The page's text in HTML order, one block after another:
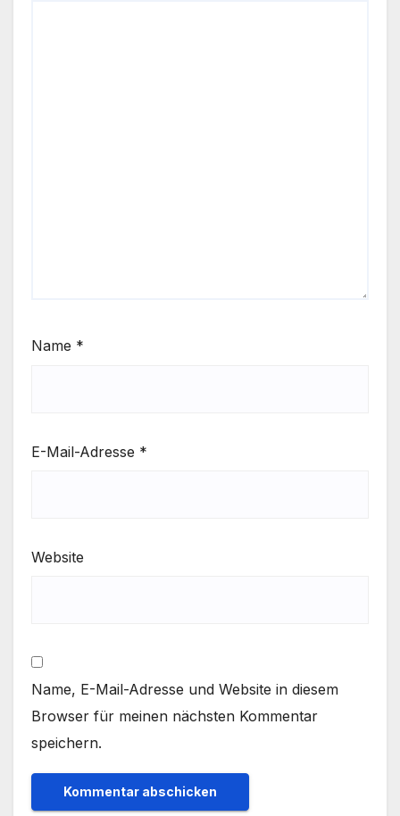
Name *
E-Mail-Adresse *
Website
Name, E-Mail-Adresse und Website in diesem
Browser für meinen nächsten Kommentar
speichern.